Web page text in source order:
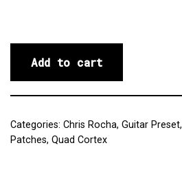
Add to cart
Categories: Chris Rocha, Guitar Preset,
Patches, Quad Cortex